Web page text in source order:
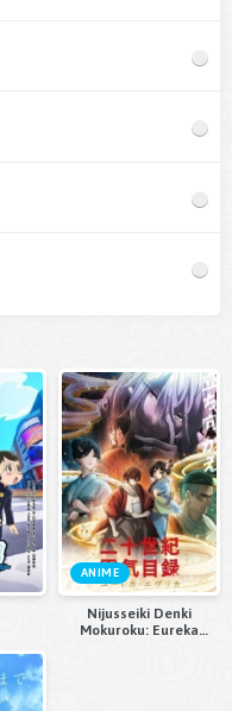
ANIME
Nijusseiki Denki
Mokuroku: Eureka